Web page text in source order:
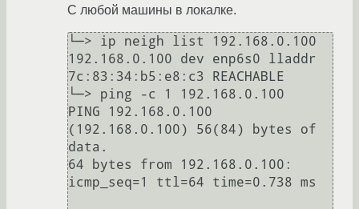
С любой машины в локалке.
└─> ip neigh list 192.168.0.100
192.168.0.100 dev enp6s0 lladdr
7c:83:34:b5:e8:c3 REACHABLE
└─> ping -c 1 192.168.0.100
PING 192.168.0.100
(192.168.0.100) 56(84) bytes of
data.
64 bytes from 192.168.0.100:
icmp_seq=1 ttl=64 time=0.738 ms